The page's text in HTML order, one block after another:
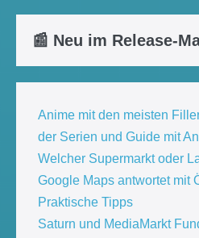
📰 Neu im Release-
Anime mit den meisten
der Serien und Guide mit
Welcher Supermarkt oder
Google Maps antwortet mit
Praktische Tipps
Saturn und MediaMarkt